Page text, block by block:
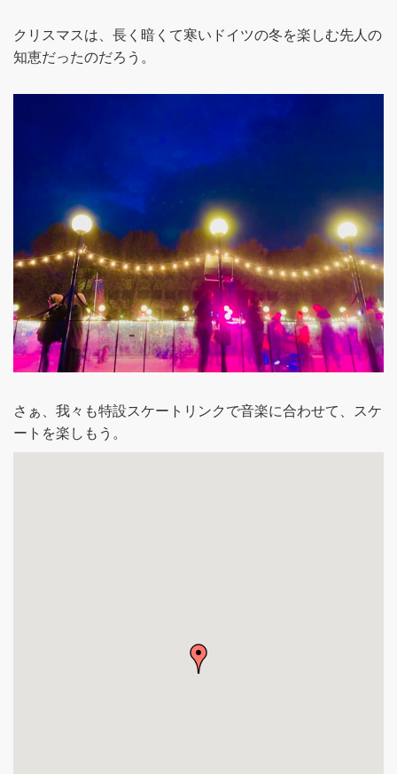
クリスマスは、長く暗くて寒いドイツの冬を楽しむ先人の
知恵だったのだろう。
さぁ、我々も特設スケートリンクで音楽に合わせて、スケ
ートを楽しもう。